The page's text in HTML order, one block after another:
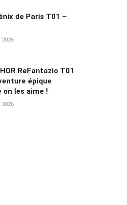
de Paris T01 –
2026
ReFantazio T01
épique
on les aime !
2026